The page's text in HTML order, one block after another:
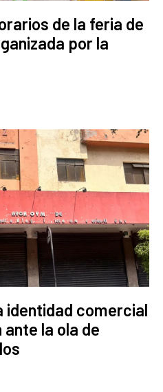
de la feria de
por la
identidad comercial
ante la ola de